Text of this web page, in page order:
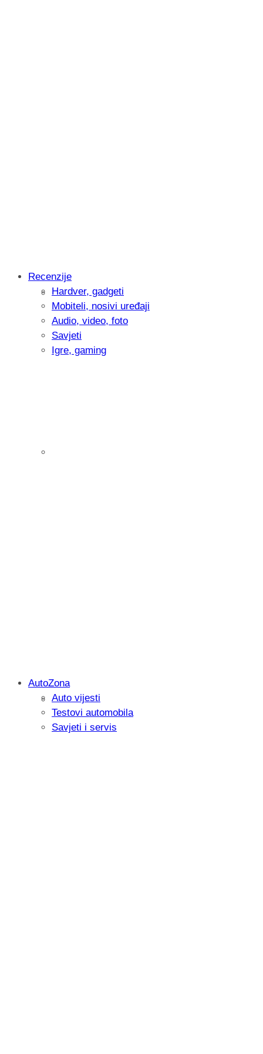
Intervju: Goran Jović, fotograf -
Recenzije
Hardver, gadgeti
Mobiteli, nosivi uređaji
Audio, video, foto
Savjeti
Igre, gaming
Savjetujemo: Što učiniti kada vaš
AutoZona
Auto vijesti
Testovi automobila
Savjeti i servis